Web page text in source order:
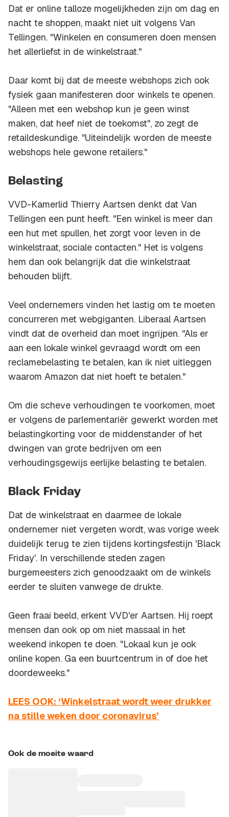
Dat er online talloze mogelijkheden zijn om dag en
nacht te shoppen, maakt niet uit volgens Van
Tellingen. "Winkelen en consumeren doen mensen
het allerliefst in de winkelstraat."
Daar komt bij dat de meeste webshops zich ook
fysiek gaan manifesteren door winkels te openen.
"Alleen met een webshop kun je geen winst
maken, dat heef niet de toekomst", zo zegt de
retaildeskundige. "Uiteindelijk worden de meeste
webshops hele gewone retailers."
Belasting
VVD-Kamerlid Thierry Aartsen denkt dat Van
Tellingen een punt heeft. "Een winkel is meer dan
een hut met spullen, het zorgt voor leven in de
winkelstraat, sociale contacten." Het is volgens
hem dan ook belangrijk dat die winkelstraat
behouden blijft.
Veel ondernemers vinden het lastig om te moeten
concurreren met webgiganten. Liberaal Aartsen
vindt dat de overheid dan moet ingrijpen. "Als er
aan een lokale winkel gevraagd wordt om een
reclamebelasting te betalen, kan ik niet uitleggen
waarom Amazon dat niet hoeft te betalen."
Om die scheve verhoudingen te voorkomen, moet
er volgens de parlementariër gewerkt worden met
belastingkorting voor de middenstander of het
dwingen van grote bedrijven om een
verhoudingsgewijs eerlijke belasting te betalen.
Black Friday
Dat de winkelstraat en daarmee de lokale
ondernemer niet vergeten wordt, was vorige week
duidelijk terug te zien tijdens kortingsfestijn 'Black
Friday'. In verschillende steden zagen
burgemeesters zich genoodzaakt om de winkels
eerder te sluiten vanwege de drukte.
Geen fraai beeld, erkent VVD'er Aartsen. Hij roept
mensen dan ook op om niet massaal in het
weekend inkopen te doen. "Lokaal kun je ook
online kopen. Ga een buurtcentrum in of doe het
doordeweeks."
LEES OOK: ‘Winkelstraat wordt weer drukker
na stille weken door coronavirus’
Ook de moeite waard